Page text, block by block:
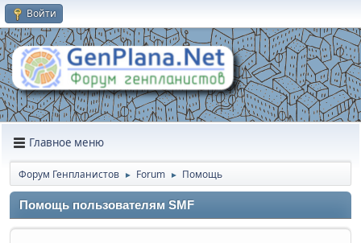
Войти
Главное меню
Форум Генпланистов ► Forum ► Помощь
Помощь пользователям SMF